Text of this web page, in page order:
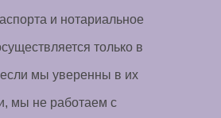
и нотариальное
только в
мы уверенны в их
мы не работаем с